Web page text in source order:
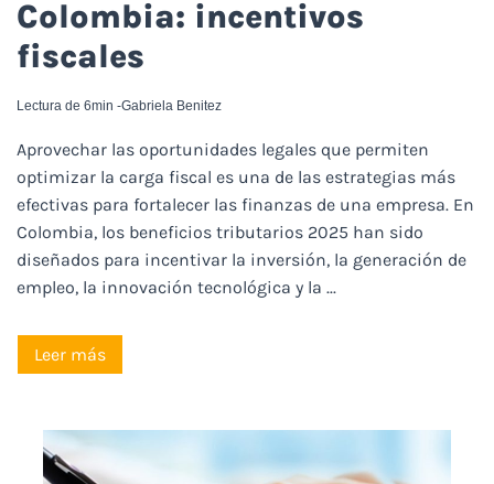
Colombia: incentivos
fiscales
Gabriela Benitez
Lectura de 6min -
Aprovechar las oportunidades legales que permiten
optimizar la carga fiscal es una de las estrategias más
efectivas para fortalecer las finanzas de una empresa. En
Colombia, los beneficios tributarios 2025 han sido
diseñados para incentivar la inversión, la generación de
empleo, la innovación tecnológica y la ...
Leer más